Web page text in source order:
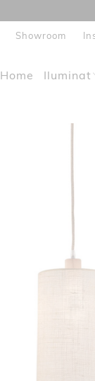
Showroom
Home Iluminat